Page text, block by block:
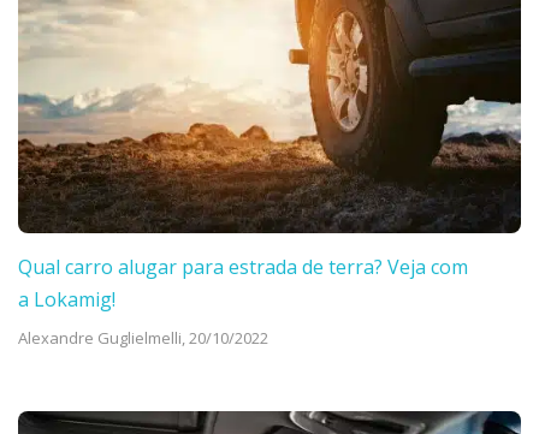
Qual carro alugar para estrada de terra? Veja com
a Lokamig!
Alexandre Guglielmelli,20/10/2022